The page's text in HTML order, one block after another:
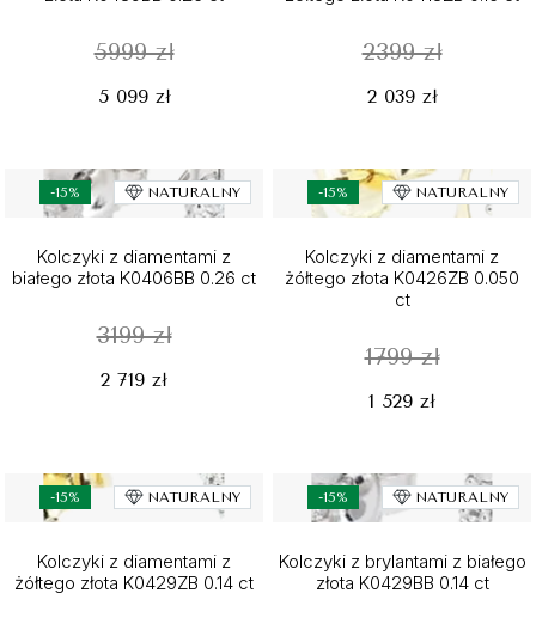
5999 zł
5 099 zł
2399 zł
2 039 zł
-15% NATURALNY
Kolczyki z diamentami z
białego złota K0406BB 0.26 ct
3199 zł
2 719 zł
-15% NATURALNY
Kolczyki z diamentami z
żółtego złota K0426ZB 0.050
ct
1799 zł
1 529 zł
-15% NATURALNY
Kolczyki z diamentami z
żółtego złota K0429ZB 0.14 ct
-15% NATURALNY
Kolczyki z brylantami z białego
złota K0429BB 0.14 ct